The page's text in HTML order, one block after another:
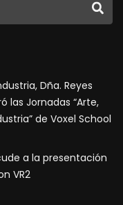
Dña. Reyes
las Jornadas “Arte,
de Voxel School
a la presentación
VR2